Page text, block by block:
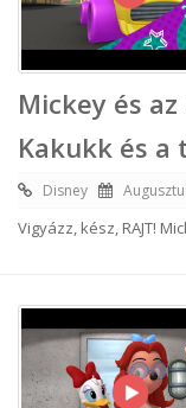
Mickey és
Kakukk és a
Disney
Vigyázz, kész, RAJT!